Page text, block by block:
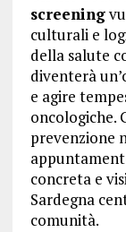
screening
culturali e
della salute
diventerà
e agire
oncologiche.
prevenzione
concreta e
Sardegna
comunità.